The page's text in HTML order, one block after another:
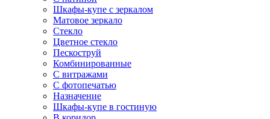
Шкафы-купе с зеркалом
Матовое зеркало
Стекло
Цветное стекло
Пескоструй
Комбинированные
С витражами
С фотопечатью
Назначение
Шкафы-купе в гостиную